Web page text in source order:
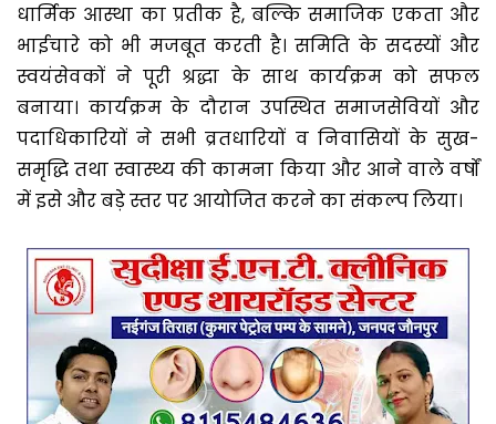
धार्मिक आस्था का प्रतीक है, बल्कि समाजिक एकता और
भाईचारे को भी मजबूत करती है। समिति के सदस्यों और
स्वयंसेवकों ने पूरी श्रद्धा के साथ कार्यक्रम को सफल
बनाया। कार्यक्रम के दौरान उपस्थित समाजसेवियों और
पदाधिकारियों ने सभी व्रतधारियों व निवासियों के सुख-
समृद्धि तथा स्वास्थ्य की कामना किया और आने वाले वर्षों
में इसे और बड़े स्तर पर आयोजित करने का संकल्प लिया।